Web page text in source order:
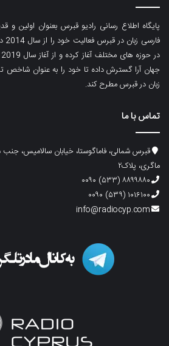
پایگاه اطلاع رسانی رادیو قبرس بعنوان اولین
جهان آرا گسترش داده تا خود را به عنوان شاخص
زبان در قبرس مطرح کند.
تماس با ما
ماگری، پلاک۲
۸۸۹۹۸۸۰ (۵۳۳) ۰۰۹۰
۱۰۱۶۱۰۰ (۵۳۹) ۰۰۹۰
info@radiocyp.com